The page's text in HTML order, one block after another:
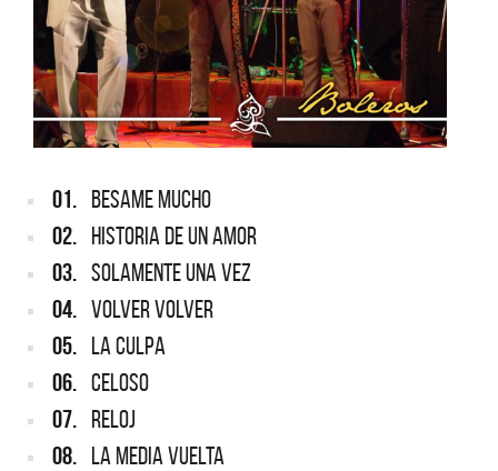
01. BESAME MUCHO
02. HISTORIA DE UN AMOR
03. SOLAMENTE UNA VEZ
04. VOLVER VOLVER
05. LA CULPA
06. CELOSO
07. RELOJ
08. LA MEDIA VUELTA